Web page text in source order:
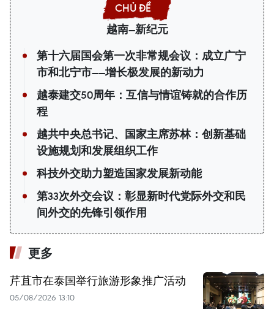
越南—新纪元
第十六届国会第一次非常规会议：成立广宁
市和北宁市——增长极发展的新动力
越泰建交50周年：互信与情谊铸就的合作历
程
越共中央总书记、国家主席苏林：创新基础
设施规划和发展组织工作
科技外交助力塑造国家发展新动能
第33次外交会议：彰显新时代党际外交和民
间外交的先锋引领作用
更多
芹苴市在泰国举行旅游形象推广活动
05/08/2026 13:10